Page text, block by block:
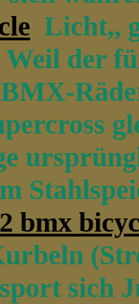
Licht,,
Weil der
bmx
sich